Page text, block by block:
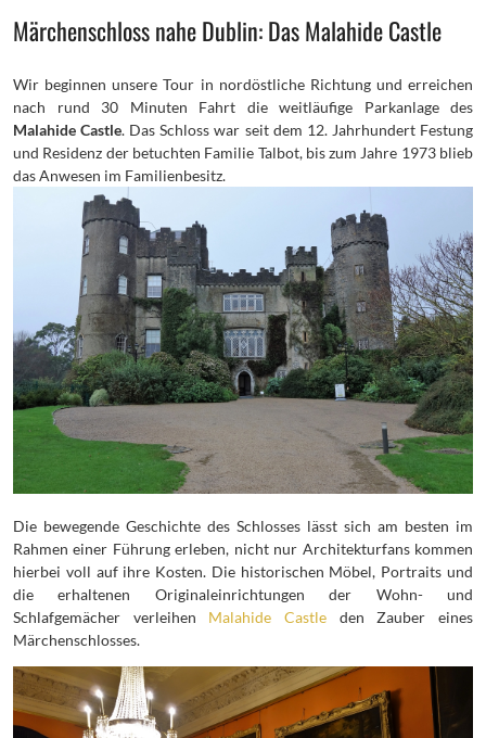
Märchenschloss nahe Dublin: Das Malahide Castle
Wir beginnen unsere Tour in nordöstliche Richtung und erreichen
nach rund 30 Minuten Fahrt die weitläufige Parkanlage des
Malahide Castle. Das Schloss war seit dem 12. Jahrhundert Festung
und Residenz der betuchten Familie Talbot, bis zum Jahre 1973 blieb
das Anwesen im Familienbesitz.
Die bewegende Geschichte des Schlosses lässt sich am besten im
Rahmen einer Führung erleben, nicht nur Architekturfans kommen
hierbei voll auf ihre Kosten. Die historischen Möbel, Portraits und
die erhaltenen Originaleinrichtungen der Wohn- und
Schlafgemächer verleihen Malahide Castle den Zauber eines
Märchenschlosses.